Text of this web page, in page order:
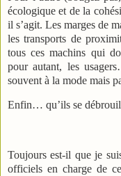
écologique et de la
il s’agit. Les marges de
les transports de
tous ces machins qui
pour autant, les
souvent à la mode mais
Enfin… qu’ils se
Toujours est-il que je
officiels en charge de